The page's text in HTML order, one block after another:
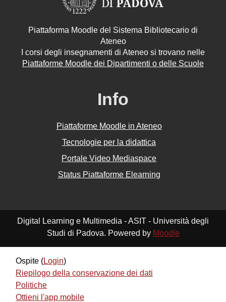
Piattaforma Moodle del Sistema Bibliotecario di
Ateneo
I corsi degli insegnamenti di Ateneo si trovano nelle
Piattaforme Moodle dei Dipartimenti o delle Scuole
Info
Piattaforme Moodle in Ateneo
Tecnologie per la didattica
Portale Video Mediaspace
Status Piattaforme Elearning
Digital Learning e Multimedia - ASIT - Università degli
Studi di Padova. Powered by Moodle
Ospite (Login)
Riepilogo della conservazione dei dati
Politiche
Ottieni l'app mobile